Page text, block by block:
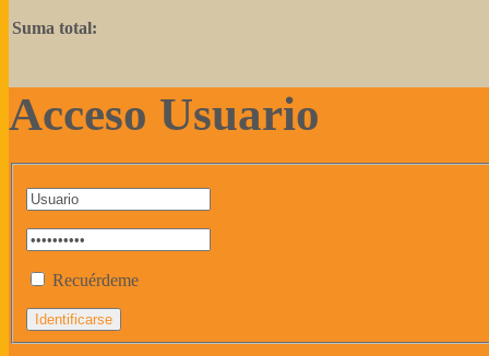
Suma total:
Acceso Usuario
Recuérdeme